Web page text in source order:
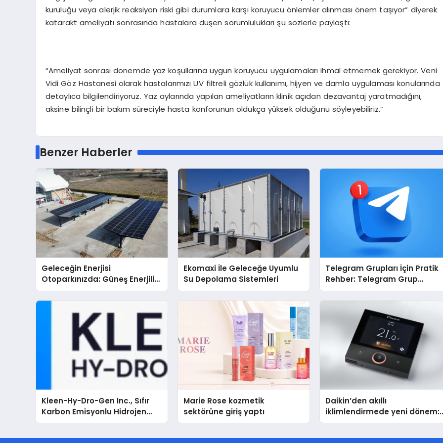
kuruluğu veya alerjik reaksiyon riski gibi durumlara karşı koruyucu önlemler alınması önem taşıyor” diyerek
katarakt ameliyatı sonrasında hastalara düşen sorumlulukları şu sözlerle paylaştı:
“Ameliyat sonrası dönemde yaz koşullarına uygun koruyucu uygulamaları ihmal etmemek gerekiyor. Veni
Vidi Göz Hastanesi olarak hastalarımızı UV filtreli gözlük kullanımı, hijyen ve damla uygulaması konularında
detaylıca bilgilendiriyoruz. Yaz aylarında yapılan ameliyatların klinik açıdan dezavantaj yaratmadığını,
aksine bilinçli bir bakım süreciyle hasta konforunun oldukça yüksek olduğunu söyleyebiliriz.”
Benzer Haberler
Geleceğin Enerjisi
Otoparkınızda: Güneş Enerjili
Carport (Solar Otopark)
Nedir?
Ekomaxi İle Geleceğe Uyumlu
Su Depolama Sistemleri
Telegram Grupları İçin Pratik
Rehber: Telegram Grup
Dizinleri Kullanıcılara Ne
Kleen-Hy-Dro-Gen Inc., Sıfır
Karbon Emisyonlu Hidrojen
Isıtma Teknolojisinde ISO ve
Marie Rose kozmetik
sektörüne giriş yaptı
Daikin’den akıllı
iklimlendirmede yeni dönem:
Madoka Plus Türkiye’de